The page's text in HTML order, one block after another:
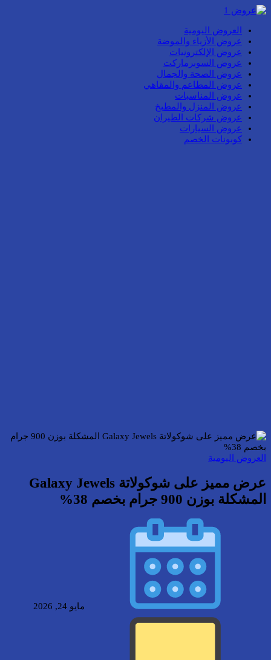
العروض اليومية
عروض الأزياء والموضة
عروض الإلكترونيات
عروض السوبرماركت
عروض الصحة والجمال
عروض المطاعم والمقاهي
عروض المناسبات
عروض المنزل والمطبخ
عروض شركات الطيران
عروض السيارات
كوبونات الخصم
العروض اليومية
عرض مميز على شوكولاتة Galaxy Jewels
المشكلة بوزن 900 جرام بخصم 38%
مايو 24, 2026